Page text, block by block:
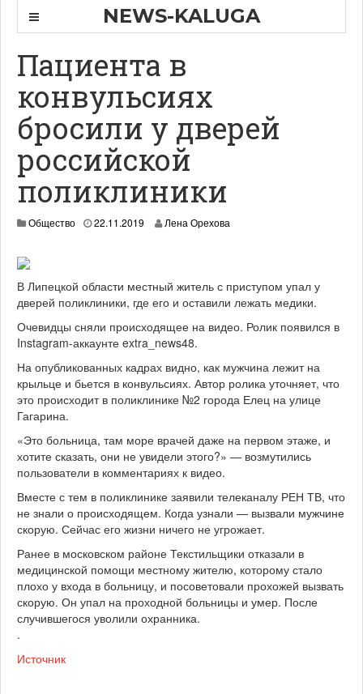
NEWS-KALUGA
Пациента в
конвульсиях
бросили у дверей
российской
поликлиники
Общество 22.11.2019 Лена Орехова
В Липецкой области местный житель с приступом упал у
дверей поликлиники, где его и оставили лежать медики.
Очевидцы сняли происходящее на видео. Ролик появился в
Instagram-аккаунте extra_news48.
На опубликованных кадрах видно, как мужчина лежит на
крыльце и бьется в конвульсиях. Автор ролика уточняет, что
это происходит в поликлинике №2 города Елец на улице
Гагарина.
«Это больница, там море врачей даже на первом этаже, и
хотите сказать, они не увидели этого?» — возмутились
пользователи в комментариях к видео.
Вместе с тем в поликлинике заявили телеканалу РЕН ТВ, что
не знали о происходящем. Когда узнали — вызвали мужчине
скорую. Сейчас его жизни ничего не угрожает.
Ранее в московском районе Текстильщики отказали в
медицинской помощи местному жителю, которому стало
плохо у входа в больницу, и посоветовали прохожей вызвать
скорую. Он упал на проходной больницы и умер. После
случившегося уволили охранника.
.
Источник